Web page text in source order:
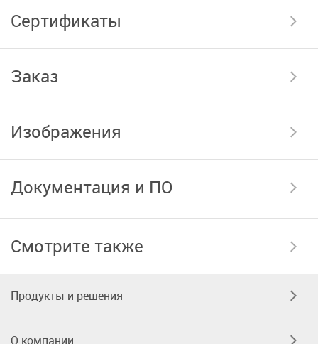
Сертификаты
Заказ
Изображения
Документация и ПО
Смотрите также
Продукты и решения
О компании